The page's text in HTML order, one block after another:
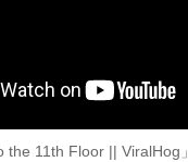
the 11th Floor || ViralHog」